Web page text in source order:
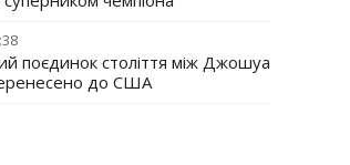
поєдинок століття між Джошуа
до США